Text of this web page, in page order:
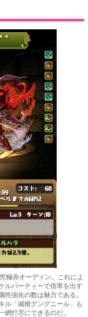
極赤オーディン。これによ
ルパーティーで倍率を出す
強化の数は魅力である。
ル「滅槍グングニール」も
打尽にできるのだ。